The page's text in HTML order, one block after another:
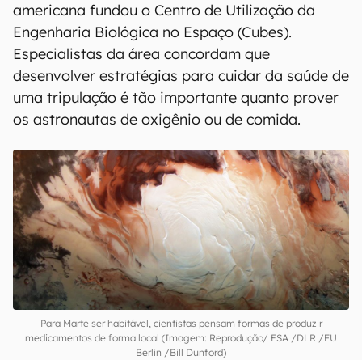
americana fundou o Centro de Utilização da
Engenharia Biológica no Espaço (Cubes).
Especialistas da área concordam que
desenvolver estratégias para cuidar da saúde de
uma tripulação é tão importante quanto prover
os astronautas de oxigênio ou de comida.
Para Marte ser habitável, cientistas pensam formas de produzir
medicamentos de forma local (Imagem: Reprodução/ ESA /DLR /FU
Berlin /Bill Dunford)